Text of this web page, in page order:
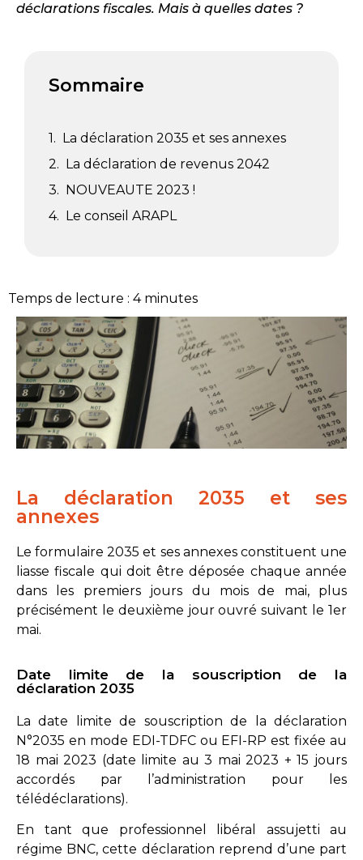
déclarations fiscales. Mais à quelles dates ?
Sommaire
La déclaration 2035 et ses annexes
La déclaration de revenus 2042
NOUVEAUTE 2023 !
Le conseil ARAPL
Temps de lecture : 4 minutes
La déclaration 2035 et ses
annexes
Le formulaire 2035 et ses annexes constituent une
liasse fiscale qui doit être déposée chaque année
dans les premiers jours du mois de mai, plus
précisément le deuxième jour ouvré suivant le 1er
mai.
Date limite de la souscription de la
déclaration 2035
La date limite de souscription de la déclaration
N°2035 en mode EDI-TDFC ou EFI-RP est fixée au
18 mai 2023 (date limite au 3 mai 2023 + 15 jours
accordés par l’administration pour les
télédéclarations).
En tant que professionnel libéral assujetti au
régime BNC, cette déclaration reprend d’une part